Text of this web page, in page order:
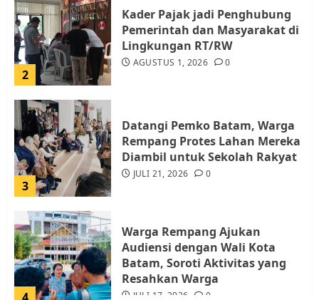
2
Kader Pajak jadi Penghubung
Pemerintah dan Masyarakat di
Lingkungan RT/RW
AGUSTUS 1, 2026 0
3
Datangi Pemko Batam, Warga
Rempang Protes Lahan Mereka
Diambil untuk Sekolah Rakyat
JULI 21, 2026 0
Warga Rempang Ajukan
Audiensi dengan Wali Kota
Batam, Soroti Aktivitas yang
Resahkan Warga
JULI 17, 2026 0